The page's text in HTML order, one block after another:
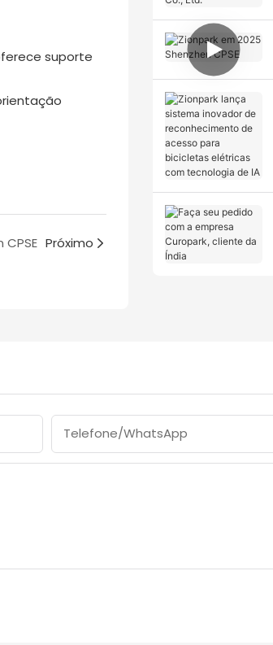
suporte
Próximo
Telefone/WhatsApp